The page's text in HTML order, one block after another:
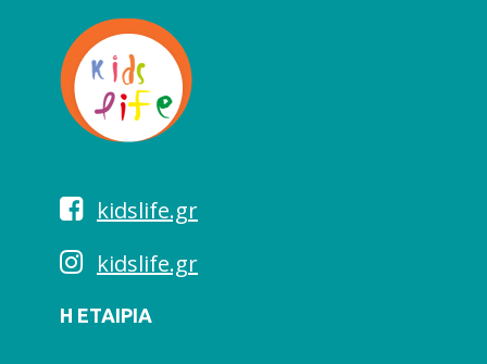
kidslife.gr
kidslife.gr
Η ΕΤΑΙΡΙΑ